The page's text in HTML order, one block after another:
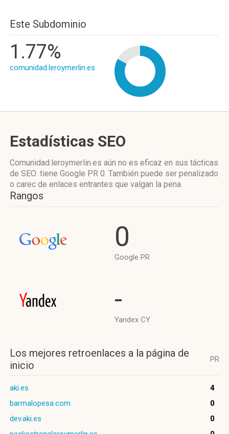
Este Subdominio
1.77%
comunidad.leroymerlin.es
Estadísticas SEO
Comunidad.leroymerlin.es aún no es eficaz en sus tácticas
de SEO: tiene Google PR 0. También puede ser penalizado
o carec de enlaces entrantes que valgan la pena.
Rangos
0
Google PR
-
Yandex CY
Los mejores retroenlaces a la página de
inicio
PR
aki.es
4
barmalopesa.com
0
dev.aki.es
0